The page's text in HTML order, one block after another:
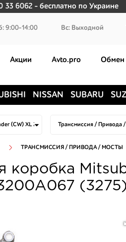
33 6062 - бесплатно по Украине
9:00-14:00 Вс: Выходной
Акции Avto.pro Обмен
NISSAN SUBARU
ТРАНСМИССИЯ / ПРИВОДА / МОСТЫ
коробка